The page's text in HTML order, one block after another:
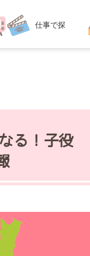
仕事で探
す
る！子役